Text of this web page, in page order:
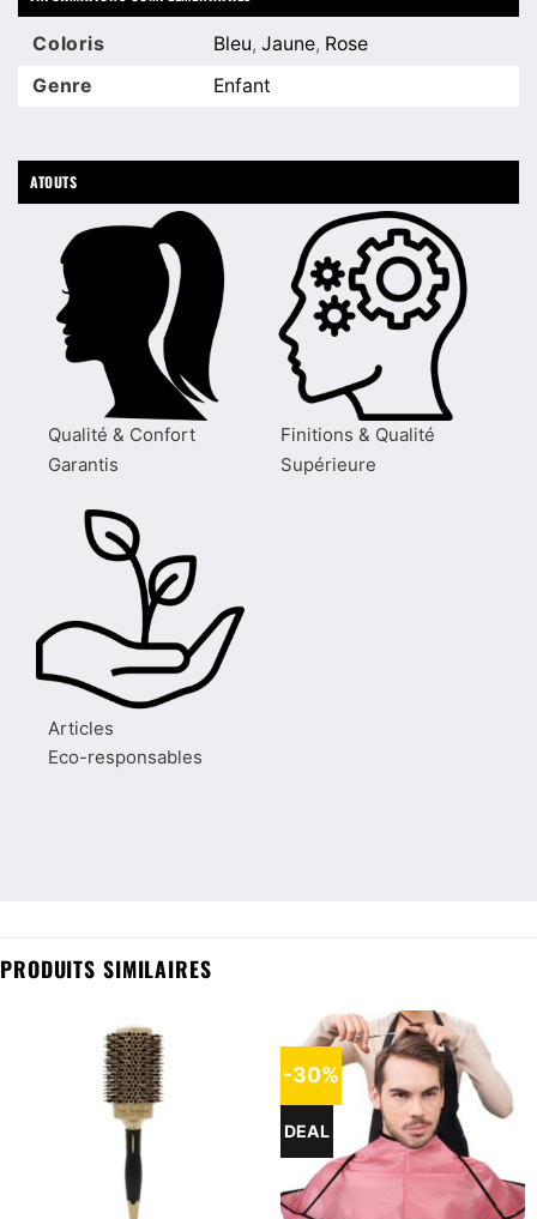
Coloris Bleu, Jaune, Rose
Genre
Enfant
ATOUTS
Qualité & Confort
Garantis
Finitions & Qualité
Supérieure
Articles
Eco-responsables
PRODUITS SIMILAIRES
-30%
DEAL